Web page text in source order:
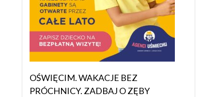
OŚWIĘCIM. WAKACJE BEZ
PRÓCHNICY. ZADBAJ O ZĘBY